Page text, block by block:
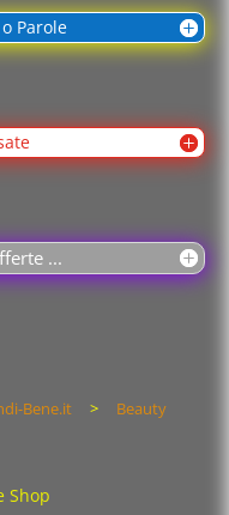
Parole
...
Bene.it > Beauty
Shop